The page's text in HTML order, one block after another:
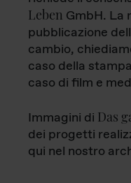
Leben GmbH. La
pubblicazione
cambio,
caso della
caso di film e
Immagini di Das
dei progetti
qui nel nostro